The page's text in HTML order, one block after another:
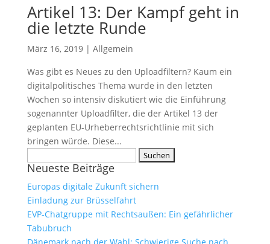
Artikel 13: Der Kampf geht in
die letzte Runde
März 16, 2019| Allgemein
Was gibt es Neues zu den Uploadfiltern? Kaum ein
digitalpolitisches Thema wurde in den letzten
Wochen so intensiv diskutiert wie die Einführung
sogenannter Uploadfilter, die der Artikel 13 der
geplanten EU-Urheberrechtsrichtlinie mit sich
bringen würde. Diese...
nach:
Neueste Beiträge
Europas digitale Zukunft sichern
Einladung zur Brüsselfahrt
EVP-Chatgruppe mit Rechtsaußen: Ein gefährlicher
Tabubruch